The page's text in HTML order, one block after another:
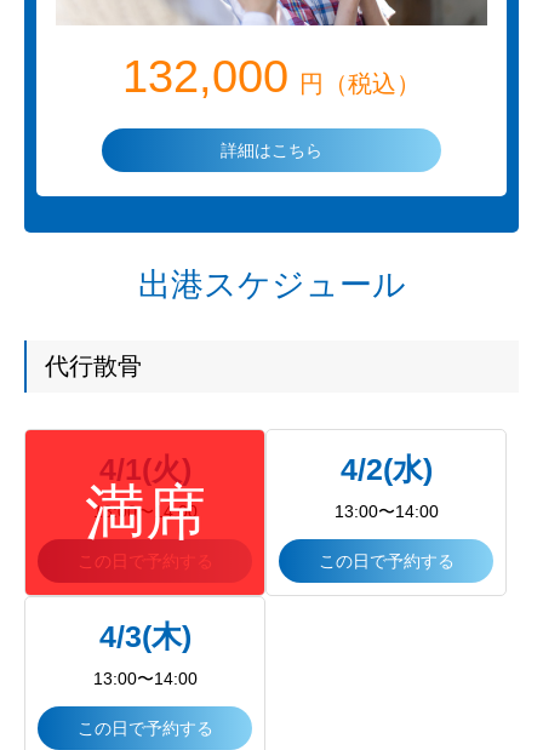
132,000 円（税込）
詳細はこちら
出港スケジュール
代行散骨
4/1(火)
13:00〜14:00
この日で予約する
4/2(水)
13:00〜14:00
この日で予約する
4/3(木)
13:00〜14:00
この日で予約する